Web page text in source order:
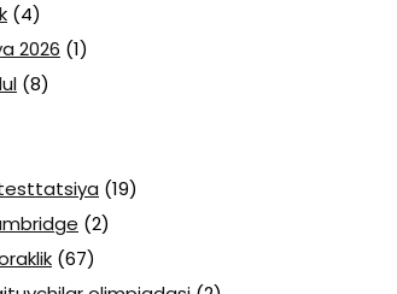
(4)
2026 (1)
(8)
(19)
(2)
(67)